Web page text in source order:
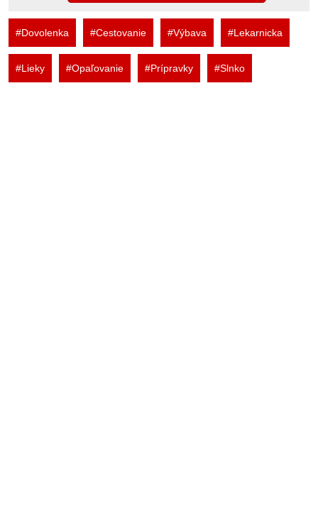
#Dovolenka #Cestovanie #Výbava #Lekarnicka
#Lieky #Opaľovanie #Prípravky #Slnko